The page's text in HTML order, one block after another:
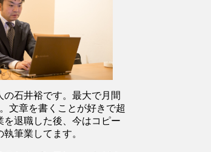
の石井裕です。最大で月間
文章を書くことが好きで超
を退職した後、今はコピー
筆業してます。